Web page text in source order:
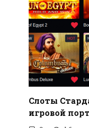
Слоты
игровой